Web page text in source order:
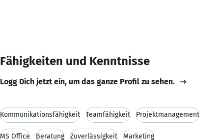
Fähigkeiten und Kenntnisse
Logg Dich jetzt ein, um das ganze Profil zu sehen.
Kommunikationsfähigkeit Teamfähigkeit Projektmanagement
MS Office Beratung Zuverlässigkeit Marketing